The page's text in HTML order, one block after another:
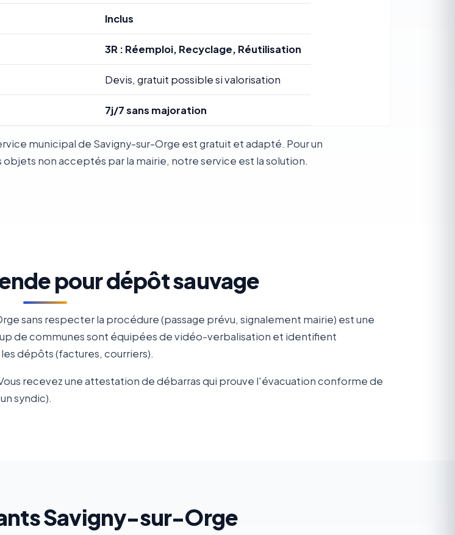
Inclus
3R : Réemploi, Recyclage, Réutilisation
Devis, gratuit possible si valorisation
7j/7 sans majoration
municipal de Savigny-sur-Orge est gratuit et adapté. Pour un
non acceptés par la mairie, notre service est la solution.
pour dépôt sauvage
sans respecter la procédure (passage prévu, signalement mairie) est une
de communes sont équipées de vidéo-verbalisation et identifient
dépôts (factures, courriers).
recevez une attestation de débarras qui prouve l'évacuation conforme de
syndic).
Savigny-sur-Orge